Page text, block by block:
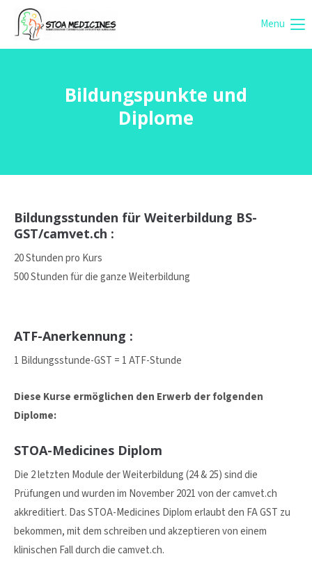
Login
Register|Lost your password?
Support
24h/ 365days
Get in touch
Cybersteel Inc.
376-293 City Road, Suite 600
San Francisco, CA 94102
Menu
Bildungspunkte und
Diplome
Bildungsstunden für Weiterbildung BS-
GST/camvet.ch :
20 Stunden pro Kurs
500 Stunden für die ganze Weiterbildung
ATF-Anerkennung :
1 Bildungsstunde-GST = 1 ATF-Stunde
Diese Kurse ermöglichen den Erwerb der folgenden
Diplome:
STOA-Medicines Diplom
Die 2 letzten Module der Weiterbildung (24 & 25) sind die
Prüfungen und wurden im November 2021 von der camvet.ch
akkreditiert. Das STOA-Medicines Diplom erlaubt den FA GST zu
bekommen, mit dem schreiben und akzeptieren von einem
klinischen Fall durch die camvet.ch.